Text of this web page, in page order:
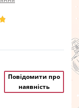
Повідомити про
наявність